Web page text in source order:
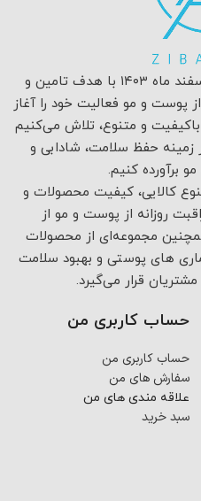
فروشگاه اینترنتی زیبا فام از اسفند ماه ۱۴۰۳ با هدف تامین و
پوست و مو فعالیت خود را آغاز
و متنوع، تلاش می‌کنیم
زمینه حفظ سلامت، شادابی و
برآورده کنیم.
کالایی، کیفیت محصولات و
روزانه از پوست و مو از
مجموعه‌ای از محصولات
های پوستی و بهبود سلامت
قرار می‌گیرد.
حساب کاربری من
حساب کاربری من
سفارش های من
علاقه مندی های من
سبد خرید